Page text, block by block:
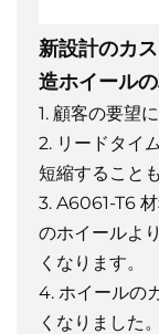
新設計のカ
造ホイールの
1. 顧客の要望
2. リードタイ
短縮すること
3. A6061-T6
のホイールよ
くなります。
4. ホイールの
くなりました。